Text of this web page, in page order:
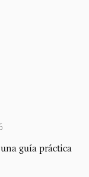
guía práctica